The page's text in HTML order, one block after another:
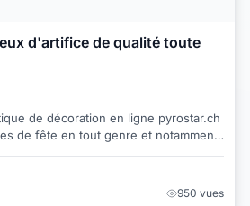
d'artifice de qualité toute
de décoration en ligne pyrostar.ch
de fête en tout genre et notamment
...
950 vues